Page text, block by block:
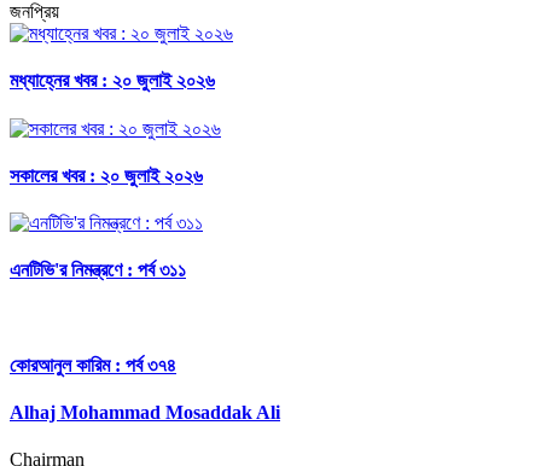
জনপ্রিয়
মধ্যাহ্নের খবর : ২০ জুলাই ২০২৬
সকালের খবর : ২০ জুলাই ২০২৬
এনটিভি'র নিমন্ত্রণে : পর্ব ৩১১
কোরআনুল কারিম : পর্ব ৩৭৪
Alhaj Mohammad Mosaddak Ali
Chairman